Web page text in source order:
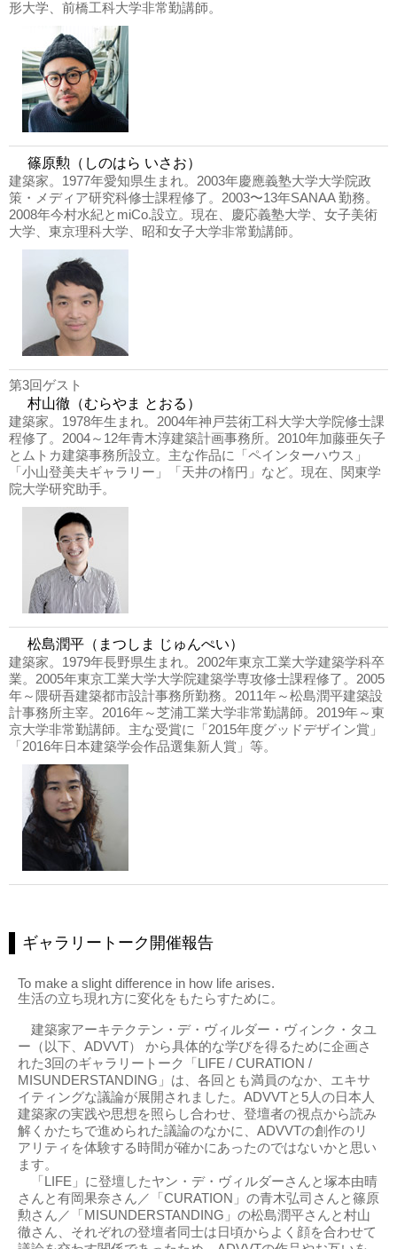
形大学、前橋工科大学非常勤講師。
篠原勲（しのはら いさお）
建築家。1977年愛知県生まれ。2003年慶應義塾大学大学院政
策・メディア研究科修士課程修了。2003〜13年SANAA 勤務。
2008年今村水紀とmiCo.設立。現在、慶応義塾大学、女子美術
大学、東京理科大学、昭和女子大学非常勤講師。
第3回ゲスト
村山徹（むらやま とおる）
建築家。1978年生まれ。2004年神戸芸術工科大学大学院修士課
程修了。2004～12年青木淳建築計画事務所。2010年加藤亜矢子
とムトカ建築事務所設立。主な作品に「ペインターハウス」
「小山登美夫ギャラリー」「天井の楕円」など。現在、関東学
院大学研究助手。
松島潤平（まつしま じゅんぺい）
建築家。1979年長野県生まれ。2002年東京工業大学建築学科卒
業。2005年東京工業大学大学院建築学専攻修士課程修了。2005
年～隈研吾建築都市設計事務所勤務。2011年～松島潤平建築設
計事務所主宰。2016年～芝浦工業大学非常勤講師。2019年～東
京大学非常勤講師。主な受賞に「2015年度グッドデザイン賞」
「2016年日本建築学会作品選集新人賞」等。
ギャラリートーク開催報告
To make a slight difference in how life arises.
生活の立ち現れ方に変化をもたらすために。
建築家アーキテクテン・デ・ヴィルダー・ヴィンク・タユ
ー（以下、ADVVT） から具体的な学びを得るために企画さ
れた3回のギャラリートーク「LIFE / CURATION /
MISUNDERSTANDING」は、各回とも満員のなか、エキサ
イティングな議論が展開されました。ADVVTと5人の日本人
建築家の実践や思想を照らし合わせ、登壇者の視点から読み
解くかたちで進められた議論のなかに、ADVVTの創作のリ
アリティを体験する時間が確かにあったのではないかと思い
ます。
「LIFE」に登壇したヤン・デ・ヴィルダーさんと塚本由晴
さんと有岡果奈さん／「CURATION」の青木弘司さんと篠原
勲さん／「MISUNDERSTANDING」の松島潤平さんと村山
徹さん、それぞれの登壇者同士は日頃からよく顔を合わせて